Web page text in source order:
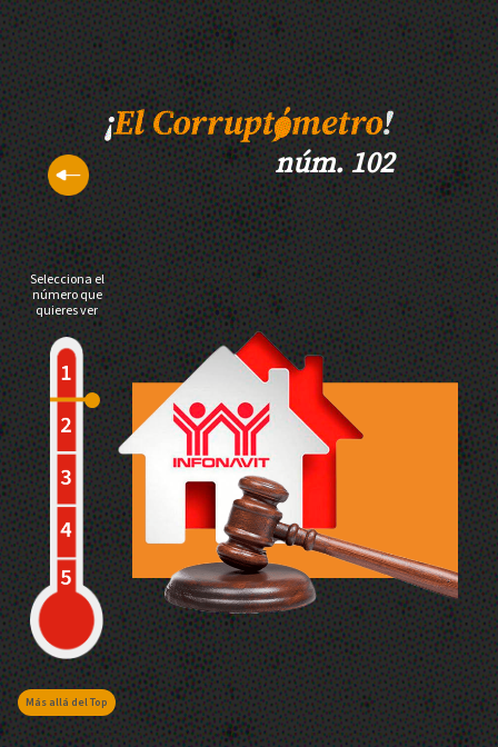
núm. 102
Selecciona el
número que
quieres ver
Más allá del Top